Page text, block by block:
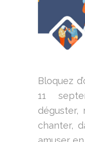
Bloquez
11
déguster,
chanter,